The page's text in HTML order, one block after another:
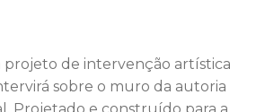
projeto de intervenção artística
sobre o muro da autoria